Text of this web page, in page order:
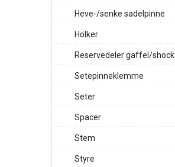
Heve-/senke sadelpinne
Holker
Reservedeler gaffel/shock
Setepinneklemme
Seter
Spacer
Stem
Styre